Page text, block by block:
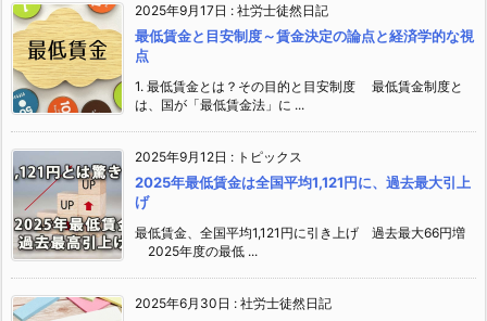
2025年9月17日 : 社労士徒然日記
最低賃金と目安制度～賃金決定の論点と経済学的な視
点
1. 最低賃金とは？その目的と目安制度 最低賃金制度と
は、国が「最低賃金法」に ...
2025年9月12日 : トピックス
2025年最低賃金は全国平均1,121円に、過去最大引上
げ
最低賃金、全国平均1,121円に引き上げ 過去最大66円増
2025年度の最低 ...
2025年6月30日 : 社労士徒然日記